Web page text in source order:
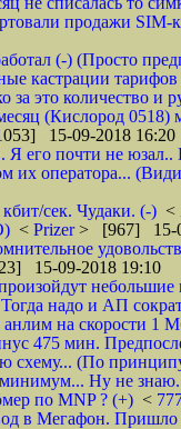
продажи SIM-
(-) (Просто
кастрации
это количество и
(Кислород 0518)
15-09-2018 16:20
Я его почти не
их оператора...
сек. Чудаки. (-) <
< Prizer> [967] 15-
15-09-2018 19:10
небольшие
надо и АП
на скорости 1
475 мин.
схему... (По
Ну не
по MNP ? (+) <
в Мегафон.